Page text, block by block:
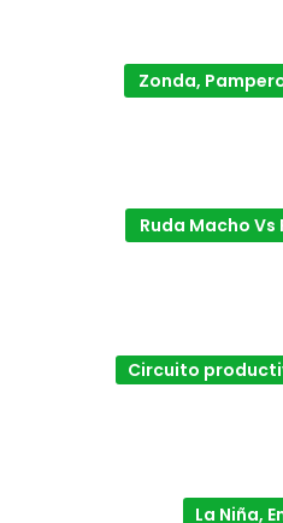
Zonda,
Ruda Macho Vs
Circuito
La Niña,